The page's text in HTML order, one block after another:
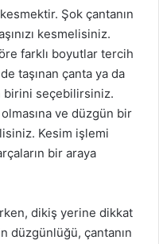
Şok çantanın
kesmelisiniz.
farklı boyutlar tercih
taşınan çanta ya da
birini seçebilirsiniz.
ve düzgün bir
Kesim işlemi
bir araya
dikiş yerine dikkat
düzgünlüğü, çantanın